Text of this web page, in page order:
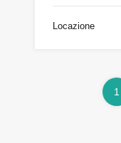
Locazione
1